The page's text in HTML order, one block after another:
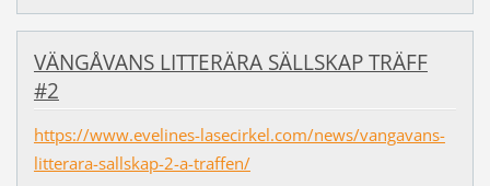
VÄNGÅVANS LITTERÄRA SÄLLSKAP TRÄFF
#2
https://www.evelines-lasecirkel.com/news/vangavans-
litterara-sallskap-2-a-traffen/